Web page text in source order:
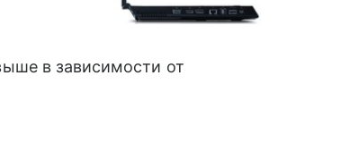
в зависимости от